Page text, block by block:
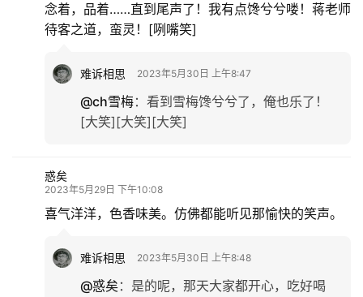
念着，品着……直到尾声了！我有点馋兮兮喽！蒋老师
待客之道，蛮灵！[咧嘴笑]
难诉相思 2023年5月30日 上午8:47
@ch雪梅： 看到雪梅馋兮兮了，俺也乐了！
[大笑][大笑][大笑]
惑矣
2023年5月29日 下午10:08
喜气洋洋，色香味美。仿佛都能听见那愉快的笑声。
难诉相思 2023年5月30日 上午8:48
@惑矣： 是的呢，那天大家都开心，吃好喝